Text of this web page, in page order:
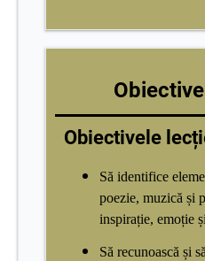
Obiectivele
Să identifice
poezie, muzică și
inspirație, emoție
Să recunoască și